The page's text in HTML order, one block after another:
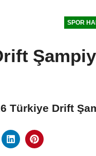
SPOR
Türkiye Drift